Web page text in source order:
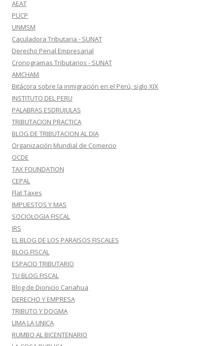
AEAT
PUCP
UNMSM
Caculadora Tributaria - SUNAT
Derecho Penal Empresarial
Cronogramas Tributarios - SUNAT
AMCHAM
Bitácora sobre la inmigración en el Perú, siglo XIX
INSTITUTO DEL PERU
PALABRAS ESDRUJULAS
TRIBUTACION PRACTICA
BLOG DE TRIBUTACION AL DIA
Organización Mundial de Comercio
OCDE
TAX FOUNDATION
CEPAL
Flat Taxes
IMPUESTOS Y MAS
SOCIOLOGIA FISCAL
IRS
EL BLOG DE LOS PARAISOS FISCALES
BLOG FISCAL
ESPACIO TRIBUTARIO
TU BLOG FISCAL
Blog de Dionicio Canahua
DERECHO Y EMPRESA
TRIBUTO Y DOGMA
LIMA LA UNICA
RUMBO AL BICENTENARIO